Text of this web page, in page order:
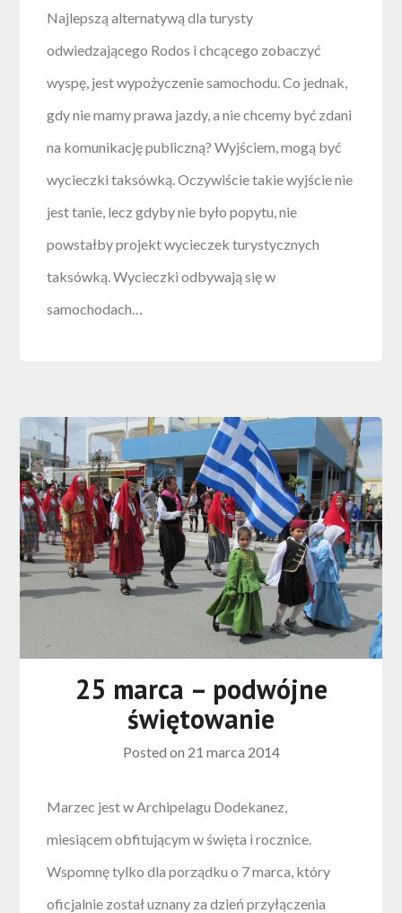
Najlepszą alternatywą dla turysty
odwiedzającego Rodos i chcącego zobaczyć
wyspę, jest wypożyczenie samochodu. Co jednak,
gdy nie mamy prawa jazdy, a nie chcemy być zdani
na komunikację publiczną? Wyjściem, mogą być
wycieczki taksówką. Oczywiście takie wyjście nie
jest tanie, lecz gdyby nie było popytu, nie
powstałby projekt wycieczek turystycznych
taksówką. Wycieczki odbywają się w
samochodach…
25 marca – podwójne
świętowanie
Posted on 21 marca 2014
Marzec jest w Archipelagu Dodekanez,
miesiącem obfitującym w święta i rocznice.
Wspomnę tylko dla porządku o 7 marca, który
oficjalnie został uznany za dzień przyłączenia